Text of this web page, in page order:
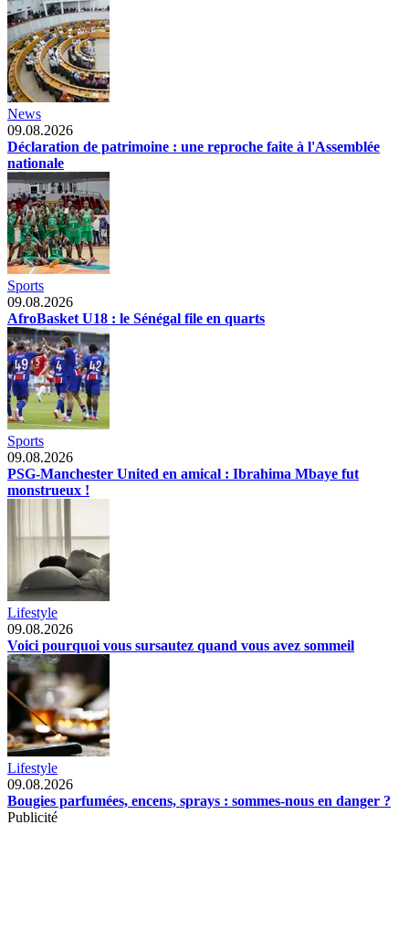
News
09.08.2026
Déclaration de patrimoine : une reproche faite à l'Assemblée
nationale
Sports
09.08.2026
AfroBasket U18 : le Sénégal file en quarts
Sports
09.08.2026
PSG-Manchester United en amical : Ibrahima Mbaye fut
monstrueux !
Lifestyle
09.08.2026
Voici pourquoi vous sursautez quand vous avez sommeil
Lifestyle
09.08.2026
Bougies parfumées, encens, sprays : sommes-nous en danger ?
Publicité